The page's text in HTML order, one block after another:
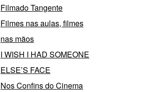
Filmado Tangente
Filmes nas aulas, filmes
nas mãos
I WISH I HAD SOMEONE
ELSE’S FACE
Nos Confins do Cinema